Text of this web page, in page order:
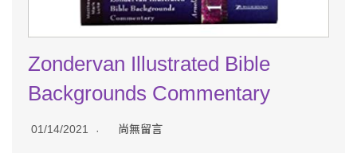
Zondervan Illustrated Bible
Backgrounds Commentary
01/14/2021 尚無留言